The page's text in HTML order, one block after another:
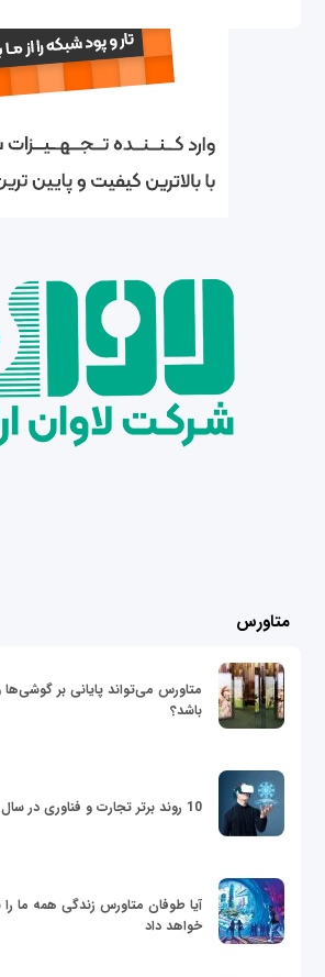
متاورس
متاورس می‌تواند پایانی بر
باشد؟
10 روند برتر تجارت و فناوری در سال 2022
آیا طوفان متاورس زندگی همه ما را
خواهد داد